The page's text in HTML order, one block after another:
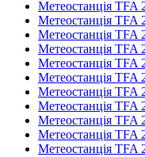
Метеостанція TFA
Метеостанція TFA
Метеостанція
Метеостанція TFA
Метеостанція TFA
Метеостанція TFA
Метеостанція
Метеостанція
Метеостанція
Метеостанція TFA
Метеостанція TFA